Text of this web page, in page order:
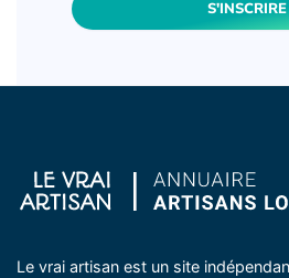
Le vrai artisan est un site